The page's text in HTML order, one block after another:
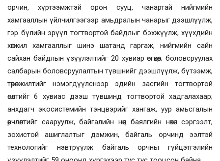
орчин, хүртээмжтэй орон сууц, чанартай нийгмийн
хамгааллын үйлчилгээгээр амьдралын чанарыг дээшлүүлж,
гэр бүлийн эрүүл тогтвортой байдлыг бэхжүүлж, хүүхдийн
хөгжил хамгааллыг шинэ шатанд гаргаж, нийгмийн сайн
сайхан байдлын үзүүлэлтийг 20 хувиар өсгөхөөр; боловсруулах
салбарын боловсруулалтын түвшнийг дээшлүүлж, бүтээмж,
төрөлжилтийг нэмэгдүүлснээр эдийн засгийн тогтвортой
өсөлтийг 6 хувиас дээш түвшинд тогтвортой хадгалахаар;
анхдагч экосистемийн тэнцвэрийг хангаж, уур амьсгалын
өөрчлөлтийг сааруулж, байгалийн нөөц баялгийн нөхөн сэргээлт,
зохистой ашиглалтыг дэмжин, байгаль орчинд ээлтэй
технологийг нэвтрүүлж байгаль орчны гүйцэтгэлийн